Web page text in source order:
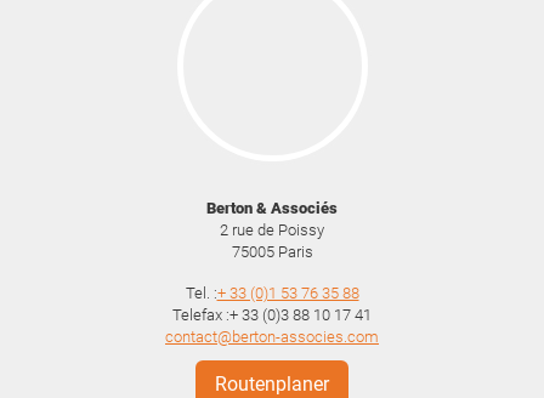
Berton & Associés
2 rue de Poissy
75005 Paris
Tel. :+ 33 (0)1 53 76 35 88
Telefax :+ 33 (0)3 88 10 17 41
contact@berton-associes.com
Routenplaner